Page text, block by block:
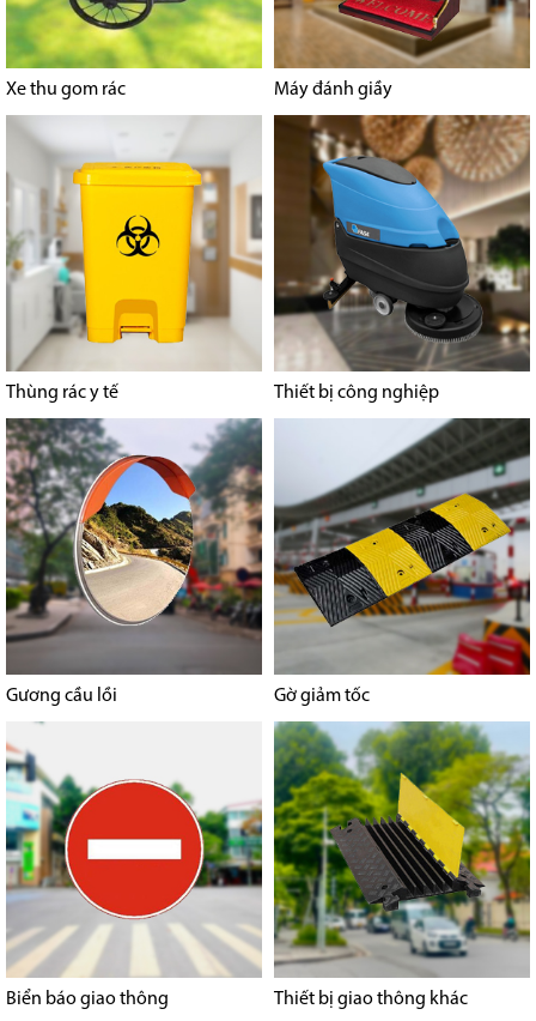
Xe thu gom rác Máy đánh giầy
Thùng rác y tế Thiết bị công nghiệp
Gương cầu lồi Gờ giảm tốc
Biển báo giao thông Thiết bị giao thông khác